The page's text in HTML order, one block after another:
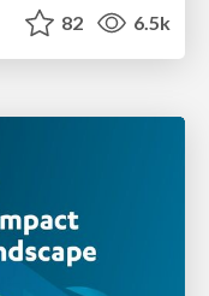
82 6.5k